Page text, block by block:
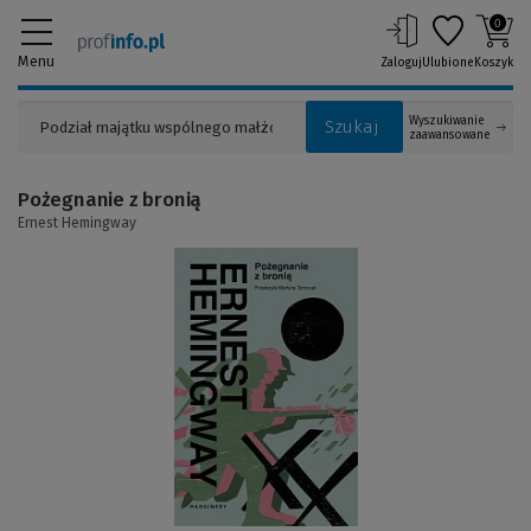
Menu
Szukaj
Wyszukiwanie
zaawansowane
ZalogujUlubione
0
Koszyk
Pożegnanie z bronią
Ernest Hemingway